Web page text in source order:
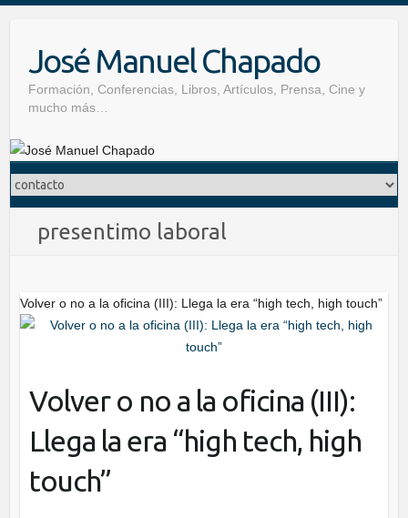
José Manuel Chapado
Formación, Conferencias, Libros, Artículos, Prensa, Cine y
mucho más…
presentimo laboral
Volver o no a la oficina (III): Llega la era “high tech, high touch”
Volver o no a la oficina (III):
Llega la era “high tech, high
touch”